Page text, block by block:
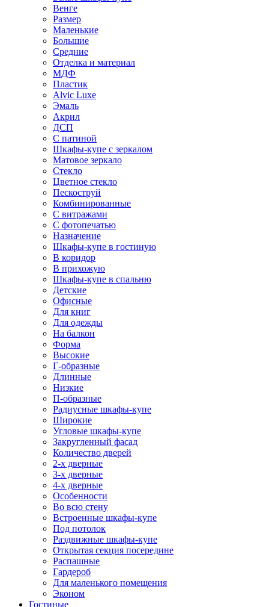
Венге
Размер
Маленькие
Большие
Средние
Отделка и материал
МДФ
Пластик
Alvic Luxe
Эмаль
Акрил
ДСП
С патиной
Шкафы-купе с зеркалом
Матовое зеркало
Стекло
Цветное стекло
Пескоструй
Комбинированные
С витражами
С фотопечатью
Назначение
Шкафы-купе в гостиную
В коридор
В прихожую
Шкафы-купе в спальню
Детские
Офисные
Для книг
Для одежды
На балкон
Форма
Высокие
Г-образные
Длинные
Низкие
П-образные
Радиусные шкафы-купе
Широкие
Угловые шкафы-купе
Закругленный фасад
Количество дверей
2-х дверные
3-х дверные
4-х дверные
Особенности
Во всю стену
Встроенные шкафы-купе
Под потолок
Раздвижные шкафы-купе
Открытая секция посередине
Распашные
Гардероб
Для маленького помещения
Эконом
Гостиные